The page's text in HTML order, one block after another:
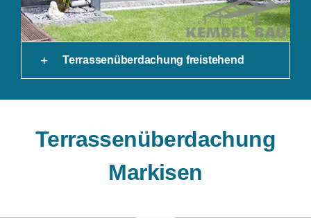
Terrassenüberdachung freistehend
Terrassenüberdachung
Markisen